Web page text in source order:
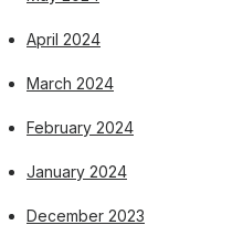
April 2024
March 2024
February 2024
January 2024
December 2023